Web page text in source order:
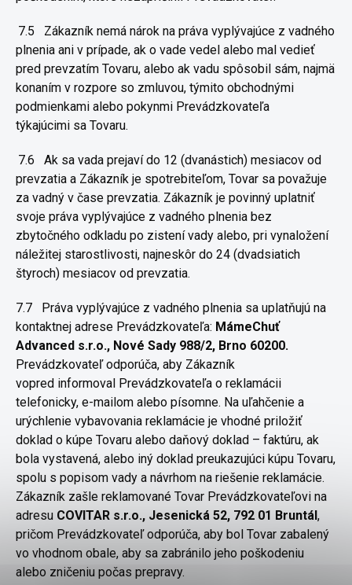
7.5
Zákazník nemá nárok na práva vyplývajúce z vadného
plnenia ani v prípade, ak o vade vedel alebo mal vedieť
pred prevzatím Tovaru, alebo ak vadu spôsobil sám, najmä
konaním v rozpore so zmluvou, týmito obchodnými
podmienkami alebo pokynmi Prevádzkovateľa
týkajúcimi sa Tovaru.
7.6
Ak sa vada prejaví do 12 (dvanástich) mesiacov od
prevzatia a Zákazník je spotrebiteľom, Tovar sa považuje
za vadný v čase prevzatia. Zákazník je povinný uplatniť
svoje práva vyplývajúce z vadného plnenia bez
zbytočného odkladu po zistení vady alebo, pri vynaložení
náležitej starostlivosti, najneskôr do 24 (dvadsiatich
štyroch) mesiacov od prevzatia.
7.7
Práva vyplývajúce z vadného plnenia sa uplatňujú na
kontaktnej adrese Prevádzkovateľa: MámeChuť
Advanced s.r.o., Nové Sady 988/2, Brno 60200.
Prevádzkovateľ odporúča, aby Zákazník
vopred informoval Prevádzkovateľa o reklamácii
telefonicky, e-mailom alebo písomne. Na uľahčenie a
urýchlenie vybavovania reklamácie je vhodné priložiť
doklad o kúpe Tovaru alebo daňový doklad – faktúru, ak
bola vystavená, alebo iný doklad preukazujúci kúpu Tovaru,
spolu s popisom vady a návrhom na riešenie reklamácie.
Zákazník zašle reklamované Tovar Prevádzkovateľovi na
adresu COVITAR s.r.o., Jesenická 52, 792 01 Bruntál,
pričom Prevádzkovateľ odporúča, aby bol Tovar zabalený
vo vhodnom obale, aby sa zabránilo jeho poškodeniu
alebo zničeniu počas prepravy.